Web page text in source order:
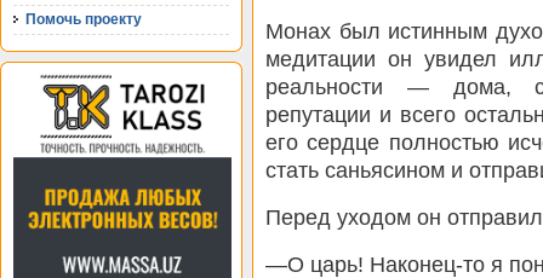
Помочь проекту
Монах был истинным
медитации он увидел
реальности — дома,
репутации и всего
его сердце полностью
стать саньясином и
Перед уходом он
—О царь! Наконец-то я